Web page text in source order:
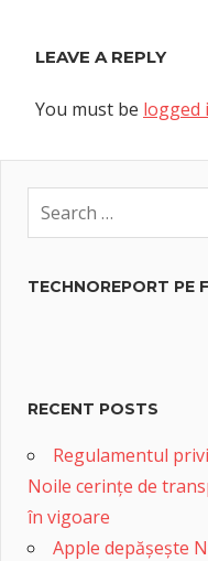
LEAVE A REPLY
You must be logged
TECHNOREPORT PE
RECENT POSTS
Regulamentul
Noile cerințe de
în vigoare
Apple depășește